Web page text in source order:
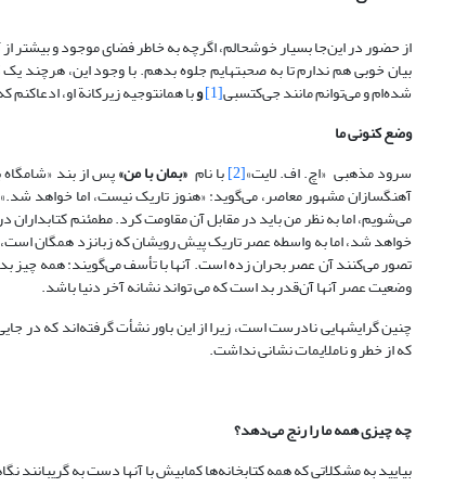
از حضور در این‌جا بسیار خوشحالم، اگرچه به خاطر فضای موجود و
شده‌ام و می‌توانم مانند جی‌کتسبی[1] وبا همانتوجیه زیرکانة او،
وضع کنونی ما
سرود مذهبی «اچ. اف. لایت»[2] با نام «بمان با من»پس از بند
آهنگسازان مشهور معاصر، می‌گوید: «هنوز تاریک نیست، اما خواهد
می‌شویم، اما به نظر من باید در مقابل آن مقاومت کرد. مطمئنم
خواهد شد، اما به واسطه عصر تاریک پیش رویشان که زبانزد همگان
تصور می‌کنند آن عصر بحران زده است. آنها با تأسف می‌گویند: همه چیز
وضعیت عصر آنها آن‌قدر بد است که می تواند نشانه آخر دنیا باشد.
چنین گرایشهایی نادرست است، زیرا از این باور نشأت گرفته‌اند که
که از خطر و ناملایمات نشانی نداشت.
چه چیزی همه ما را رنج می‌دهد؟
بیایید به مشکلاتی که همه کتابخانه‌ها کمابیش با آنها دست به گریبانند